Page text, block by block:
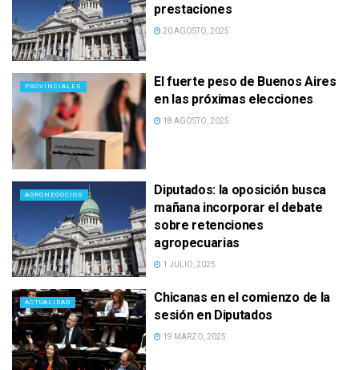
prestaciones
20 AGOSTO, 2025
PROVINCIALES
El fuerte peso de Buenos Aires
en las próximas elecciones
18 AGOSTO, 2025
AGRONEGOCIOS
Diputados: la oposición busca
mañana incorporar el debate
sobre retenciones
agropecuarias
1 JULIO, 2025
ACTUALIDAD
Chicanas en el comienzo de la
sesión en Diputados
19 MARZO, 2025